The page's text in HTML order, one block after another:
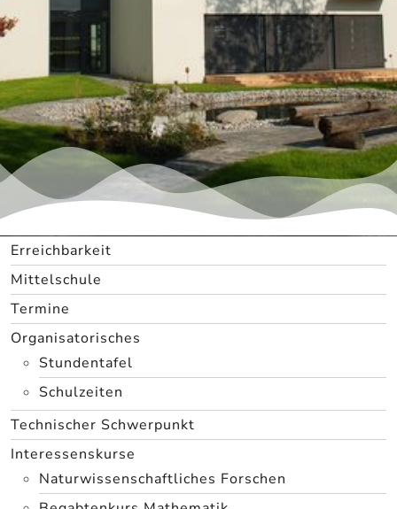
Erreichbarkeit
Mittelschule
Termine
Organisatorisches
Stundentafel
Schulzeiten
Technischer Schwerpunkt
Interessenskurse
Naturwissenschaftliches Forschen